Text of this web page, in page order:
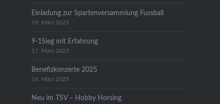
Einladung zur Spartenversammlung Fussball
19. März 2025
9-1Sieg mit Erfahrung
17. März 2025
Benefizkonzerte 2025
16. März 2025
Neu im TSV – Hobby Horsing